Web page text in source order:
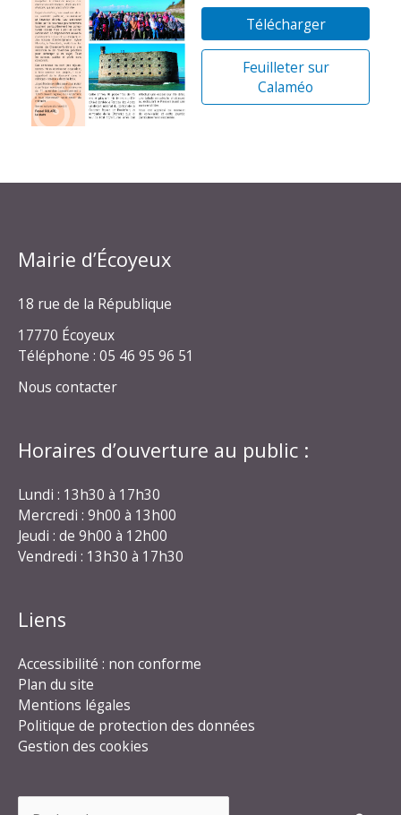
Télécharger
Feuilleter sur
Calaméo
Mairie d’Écoyeux
18 rue de la République
17770 Écoyeux
Téléphone : 05 46 95 96 51
Nous contacter
Horaires d’ouverture au public :
Lundi : 13h30 à 17h30
Mercredi : 9h00 à 13h00
Jeudi : de 9h00 à 12h00
Vendredi : 13h30 à 17h30
Liens
Accessibilité : non conforme
Plan du site
Mentions légales
Politique de protection des données
Gestion des cookies